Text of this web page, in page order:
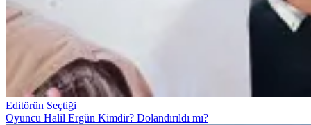
Editörün Seçtiği
Oyuncu Halil Ergün Kimdir? Dolandırıldı mı?